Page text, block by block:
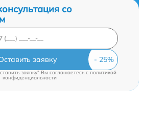
со
заявку
заявку" Вы соглашаетесь cполитикой
конфиденциальности